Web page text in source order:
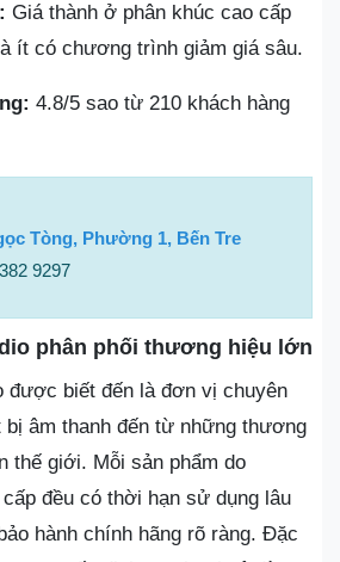
Giá thành ở phân khúc cao cấp
ít có chương trình giảm giá sâu.
4.8/5 sao từ 210 khách hàng
Tòng, Phường 1, Bến Tre
9297
phân phối thương hiệu lớn
được biết đến là đơn vị chuyên
bị âm thanh đến từ những thương
thế giới. Mỗi sản phẩm do
đều có thời hạn sử dụng lâu
hành chính hãng rõ ràng. Đặc